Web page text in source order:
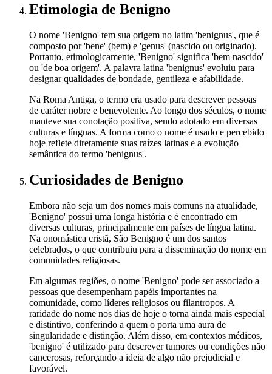
Etimologia de Benigno
O nome 'Benigno' tem sua origem no latim 'benignus', que é
composto por 'bene' (bem) e 'genus' (nascido ou originado).
Portanto, etimologicamente, 'Benigno' significa 'bem nascido'
ou 'de boa origem'. A palavra latina 'benignus' evoluiu para
designar qualidades de bondade, gentileza e afabilidade.
Na Roma Antiga, o termo era usado para descrever pessoas
de caráter nobre e benevolente. Ao longo dos séculos, o nome
manteve sua conotação positiva, sendo adotado em diversas
culturas e línguas. A forma como o nome é usado e percebido
hoje reflete diretamente suas raízes latinas e a evolução
semântica do termo 'benignus'.
Curiosidades de Benigno
Embora não seja um dos nomes mais comuns na atualidade,
'Benigno' possui uma longa história e é encontrado em
diversas culturas, principalmente em países de língua latina.
Na onomástica cristã, São Benigno é um dos santos
celebrados, o que contribuiu para a disseminação do nome em
comunidades religiosas.
Em algumas regiões, o nome 'Benigno' pode ser associado a
pessoas que desempenham papéis importantes na
comunidade, como líderes religiosos ou filantropos. A
raridade do nome nos dias de hoje o torna ainda mais especial
e distintivo, conferindo a quem o porta uma aura de
singularidade e distinção. Além disso, em contextos médicos,
'benigno' é utilizado para descrever tumores ou condições não
cancerosas, reforçando a ideia de algo não prejudicial e
favorável.